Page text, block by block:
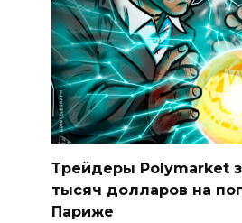
Трейдеры Polymarket
тысяч долларов на
Париже